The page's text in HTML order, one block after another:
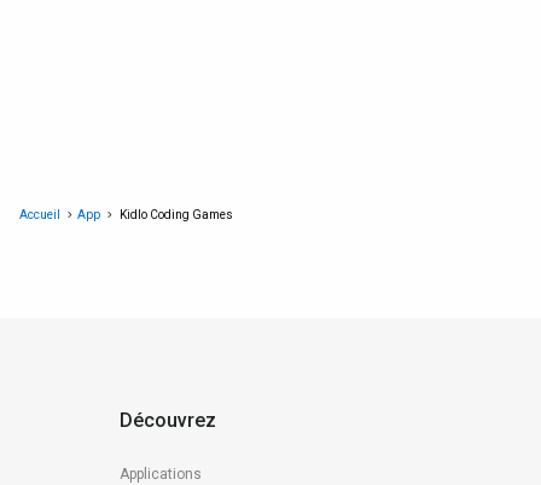
Accueil App Kidlo Coding Games
Découvrez
Applications